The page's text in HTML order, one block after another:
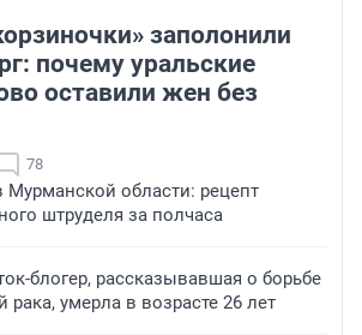
заполонили
почему уральские
оставили жен без
78
Мурманской области: рецепт
штруделя за полчаса
блогер, рассказывавшая о борьбе
умерла в возрасте 26 лет